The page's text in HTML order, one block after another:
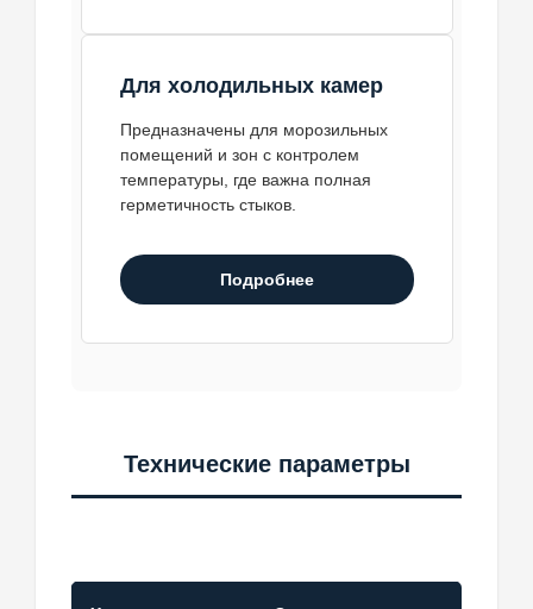
Для холодильных камер
Предназначены для морозильных
помещений и зон с контролем
температуры, где важна полная
герметичность стыков.
Подробнее
Технические параметры